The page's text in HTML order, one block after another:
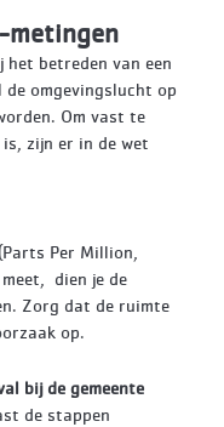
metingen
betreden van een
omgevingslucht op
Om vast te
zijn er in de wet
Per Million,
dien je de
Zorg dat de ruimte
op.
bij de gemeente
de stappen